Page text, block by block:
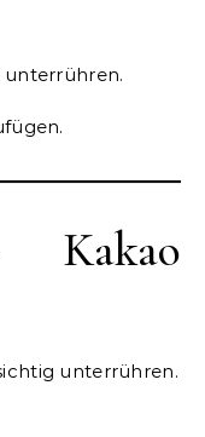
unterrühren.